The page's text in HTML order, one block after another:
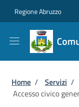
Regione Abruzzo
Briciole
Home / Servizi /
Accesso civico